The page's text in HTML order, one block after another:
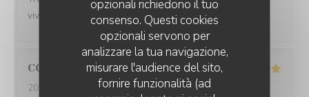
opzionali richiedono il tuo
consenso. Questi cookies
opzionali servono per
analizzare la tua navigazione,
misurare l'audience del sito,
fornire funzionalità (ad
vivement 😀
CORINNE L
2026-07-08
- 12:30 - Ospiti 2